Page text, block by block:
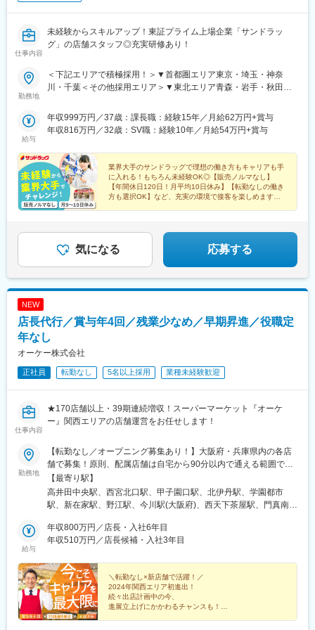
葉駅、幕張豊砂駅、本八幡駅(都営線)、ユーカリが丘駅、船橋競馬
んげん台駅、新座駅、志木駅、蕨駅、所沢駅、武蔵浦和駅、北戸
田駅、本川越駅、見沼代親水公園駅、三郷中央駅、与野駅、戸田
林間駅、登戸駅、宮前平駅、川崎大師駅、京急新子安駅、杉田駅
(神奈川県)、武蔵溝ノ口駅、逗子・葉山駅、並木中央駅、港南中央
駅、六郷土手駅、センター北駅、上石神井駅、東日本橋駅、有楽
駅、下落合駅、志村坂上駅、大森町駅、代々木公園駅、都立家政
駅、宮ノ前駅、目白駅、矢口渡駅、雪が谷大塚駅、鮫洲駅、荏原
東伏見駅、立川駅、井の頭公園駅、松が谷駅、本八幡駅(総武線)、
地区センター駅、南船橋駅、大師橋駅、大口駅、津田山駅、京急
川崎駅、人形町駅、銀座駅、浅草駅、錦糸町駅、王子駅前駅、初
台駅、熊野前駅、学習院下駅、沼部駅、品川シーサイド駅、中延
駅、原宿駅、青海駅(東京都)、立川南駅、京成八幡駅
仕事内容
未経験からスキルアップ！東証プライム上場企業「サンドラッ
グ」の店舗スタッフ◎充実研修あり！
勤務地
＜下記エリアで積極採用！＞▼首都圏エリア東京・埼玉・神奈
川・千葉＜その他採用エリア＞▼東北エリア青森・岩手・秋田・
山梨・長野▼東海エリア愛知・静岡・三重・岐阜▼近畿エリア大
阪・兵庫・京都・滋賀・奈良・和歌山▼中国エリア岡山・広島・
鳥取・島根・山口▼九州エリア福岡・佐賀・長崎・大分・熊本・
きします◆ナショナル社員（全国転勤あり）◆広域エリア社員
（規定エリアでの転居の可能性あり）◆狭域エリア社員（通勤範
囲内での店舗間の異動のみ）※ナショナル社員・広域エリア社員を
選択した場合でも、結婚・昇進時に狭域エリア社員へ変更が可能
です。将来的に再度「ナショナル社員・広域エリア社員」へと変
択が叶います(広域エリア社員からナショナル社員への変更も可能
です)。※社員区分は採用状況によりご希望に沿えない場合もござ
給与
年収999万円／37歳：課長職：経験15年／月給62万円+賞与
年収816万円／32歳：SV職：経験10年／月給54万円+賞与
業界大手のサンドラッグで理想の働き方もキャリアも手
に入れる！もちろん未経験OK◎【販売ノルマなし】
【年間休日120日！月平均10日休み】【転勤なしの働き
方も選択OK】など、充実の環境で接客を楽しめます。
気になる 応募する
NEW
店長代行／賞与年4回／残業少なめ／早期昇進／役職定
年なし
オーケー株式会社
正社員 転勤なし 5名以上採用 業種未経験歓迎
仕事内容
★170店舗以上・39期連続増収！スーパーマーケット『オーケ
ー』関西エリアの店舗運営をお任せします！
勤務地
【転勤なし／オープニング募集あり！】大阪府・兵庫県内の各店
舗で募集！原則、配属店舗は自宅から90分以内で通える範囲で決
定します（転居を伴う異動無し）。なお、希望があれば転居を伴
う異動（関東・関西）を検討する場合もございます。※転居を伴う
異動の場合、諸費用は会社負担（社内規定有）【高井田店】大阪
庫県西宮市芦原町11-1 ブランズ西宮北口101【南武庫之荘店】兵
庫県尼崎市南武庫之荘11-9-6【北伊丹店】兵庫県伊丹市北園1-
家店】兵庫県神戸市灘区新在家南町1-2-2 サザンモール六甲
PLUS+ 1階【野江店】 大阪府大阪市城東区中央2-15-6【今川店】
大阪府大阪市東住吉区今川8-3-33【南津守店】大阪府大阪市西成
区南津守1-6-41【大東新田西町店】大阪府大東市新田西町6-
39【豊中穂積店】大阪府豊中市穂積2-7-8【高槻赤大路店】
【最寄り駅】
高井田中央駅、西宮北口駅、甲子園口駅、北伊丹駅、学園都市
駅、新在家駅、野江駅、今川駅(大阪府)、西天下茶屋駅、門真南
ＪＲ野江駅、西宮駅(ＪＲ線)、蒲生四丁目駅
給与
年収800万円／店長・入社6年目
年収510万円／店長候補・入社3年目
＼転勤なし×新店舗で活躍！／
2024年関西エリア初進出！
続々出店計画中の今、
進展立上げにかかわるチャンスも！